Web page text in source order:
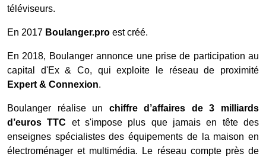
téléviseurs.
En 2017 Boulanger.pro est créé.
En 2018, Boulanger annonce une prise de participation au
capital d'Ex & Co, qui exploite le réseau de proximité
Expert & Connexion.
Boulanger réalise un chiffre d’affaires de 3 milliards
d’euros TTC et s'impose plus que jamais en tête des
enseignes spécialistes des équipements de la maison en
électroménager et multimédia. Le réseau compte près de